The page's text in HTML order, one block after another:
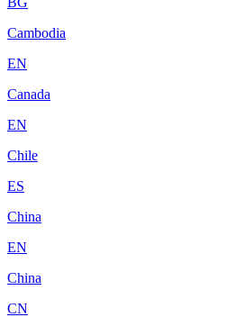
Cambodia
EN
Canada
EN
Chile
ES
China
EN
China
CN